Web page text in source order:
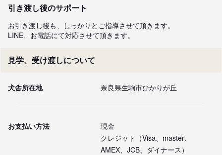
引き渡し後のサポート
お引き渡し後も、しっかりとご指導させて頂きます。
LINE、お電話にて対応させて頂きます。
見学、受け渡しについて
犬舎所在地 奈良県生駒市ひかりが丘
お支払い方法
現金
クレジット（Visa、master、
AMEX、JCB、ダイナース）